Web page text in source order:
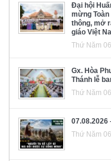
Đại hội
mừng
thông, mở
giáo Việt
Thứ Năm
Gx. Hòa
Thánh lễ
Thứ Năm
07.08.2026
Thứ Năm